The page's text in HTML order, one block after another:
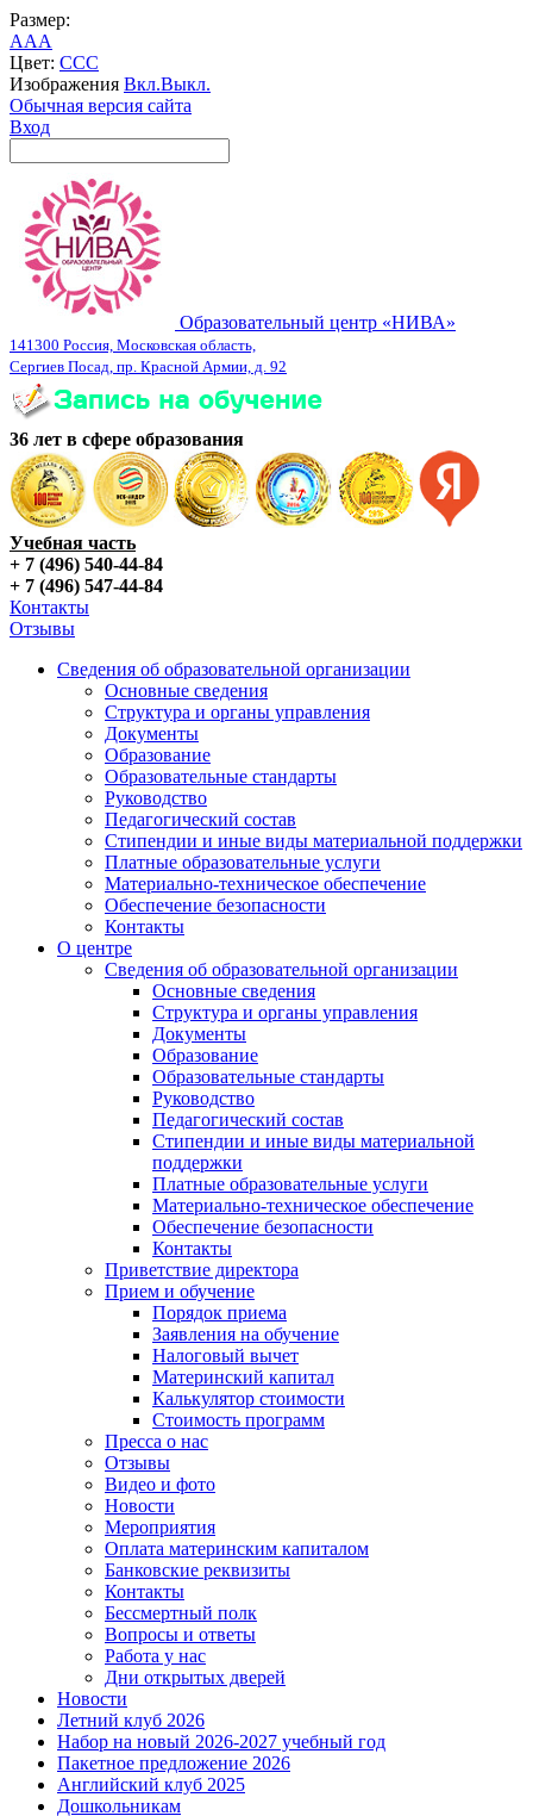
Размер:
AAA
Цвет: CCC
Изображения Вкл.Выкл.
Обычная версия сайта
Вход
Образовательный центр «НИВА»
141300 Россия, Московская область,
Сергиев Посад, пр. Красной Армии, д. 92
36 лет в сфере образования
Учебная часть
+ 7 (496) 540-44-84
+ 7 (496) 547-44-84
Контакты
Отзывы
Сведения об образовательной организации
Основные сведения
Структура и органы управления
Документы
Образование
Образовательные стандарты
Руководство
Педагогический состав
Стипендии и иные виды материальной поддержки
Платные образовательные услуги
Материально-техническое обеспечение
Обеспечение безопасности
Контакты
О центре
Сведения об образовательной организации
Основные сведения
Структура и органы управления
Документы
Образование
Образовательные стандарты
Руководство
Педагогический состав
Стипендии и иные виды материальной
поддержки
Платные образовательные услуги
Материально-техническое обеспечение
Обеспечение безопасности
Контакты
Приветствие директора
Прием и обучение
Порядок приема
Заявления на обучение
Налоговый вычет
Материнский капитал
Калькулятор стоимости
Стоимость программ
Пресса о нас
Отзывы
Видео и фото
Новости
Мероприятия
Оплата материнским капиталом
Банковские реквизиты
Контакты
Бессмертный полк
Вопросы и ответы
Работа у нас
Дни открытых дверей
Новости
Летний клуб 2026
Набор на новый 2026-2027 учебный год
Пакетное предложение 2026
Английский клуб 2025
Дошкольникам